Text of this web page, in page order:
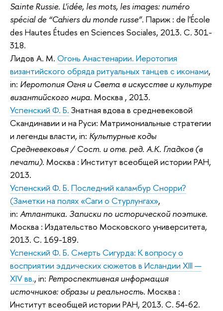
Sainte Russie. L'idée, les mots, les images: numéro
spécial de “Cahiers du monde russe”. Париж : de l'École
des Hautes Études en Sciences Sociales, 2013. С. 301-
318.
Лидов А. М. Огонь Анастенарии. Иеротопия
византийского обряда ритуальных танцев с иконами,
in: Иеротопия Огня и Света в искусстве и культуре
византийского мира. Москва , 2013.
Успенский Ф. Б. Знатная вдова в средневековой
Скандинавии и на Руси: Матримониальные стратегии
и легенды власти, in: Культурные коды
Средневековья / Сост. и отв. ред. А.К. Гладков (в
печати). Москва : Институт всеобщей истории РАН,
2013.
Успенский Ф. Б. Последний каламбур Снорри?
(Заметки на полях «Саги о Стурлунгах»,
in: Атлантика. Записки по исторической поэтике.
Москва : Издательство Московского университета,
2013. С. 169-189.
Успенский Ф. Б. Смерть Сигурда: К вопросу о
восприятии эддических сюжетов в Исландии XIII —
XIV вв., in: Ретроспективная информация
источников: образы и реальность. Москва :
Институт всеобщей истории РАН, 2013. С. 54-62.